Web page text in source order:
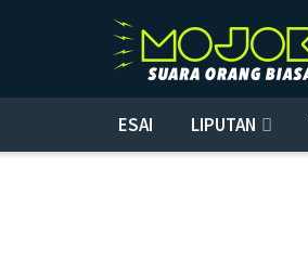
ESAI LIPUTAN